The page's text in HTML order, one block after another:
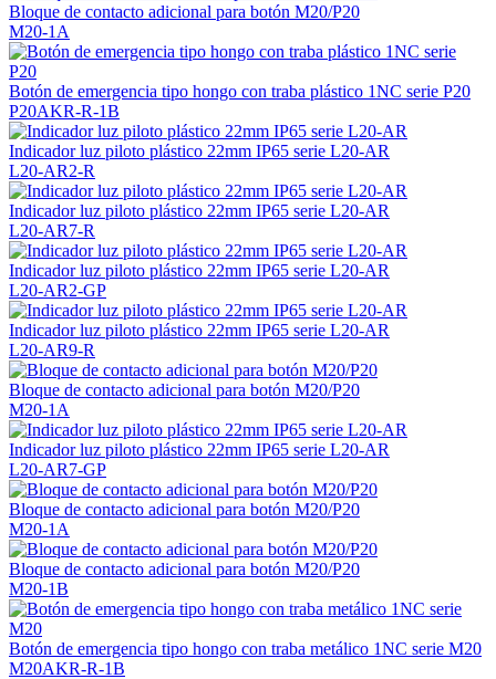
Bloque de contacto adicional para botón M20/P20
M20-1A
Botón de emergencia tipo hongo con traba plástico 1NC serie P20
P20AKR-R-1B
Indicador luz piloto plástico 22mm IP65 serie L20-AR
L20-AR2-R
Indicador luz piloto plástico 22mm IP65 serie L20-AR
L20-AR7-R
Indicador luz piloto plástico 22mm IP65 serie L20-AR
L20-AR2-GP
Indicador luz piloto plástico 22mm IP65 serie L20-AR
L20-AR9-R
Bloque de contacto adicional para botón M20/P20
M20-1A
Indicador luz piloto plástico 22mm IP65 serie L20-AR
L20-AR7-GP
Bloque de contacto adicional para botón M20/P20
M20-1A
Bloque de contacto adicional para botón M20/P20
M20-1B
Botón de emergencia tipo hongo con traba metálico 1NC serie M20
M20AKR-R-1B